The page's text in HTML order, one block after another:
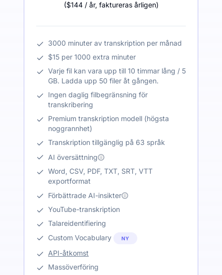
($144 / år, faktureras årligen)
3000 minuter av transkription per månad
$15 per 1000 extra minuter
Varje fil kan vara upp till 10 timmar lång / 5
GB. Ladda upp 50 filer åt gången.
Ingen daglig filbegränsning för
transkribering
Premium transkription modell (högsta
noggrannhet)
Transkription tillgänglig på 63 språk
AI översättning
Word, CSV, PDF, TXT, SRT, VTT
exportformat
Förbättrade AI-insikter
YouTube-transkription
Talareidentifiering
Custom Vocabulary
NY
API-åtkomst
Massöverföring